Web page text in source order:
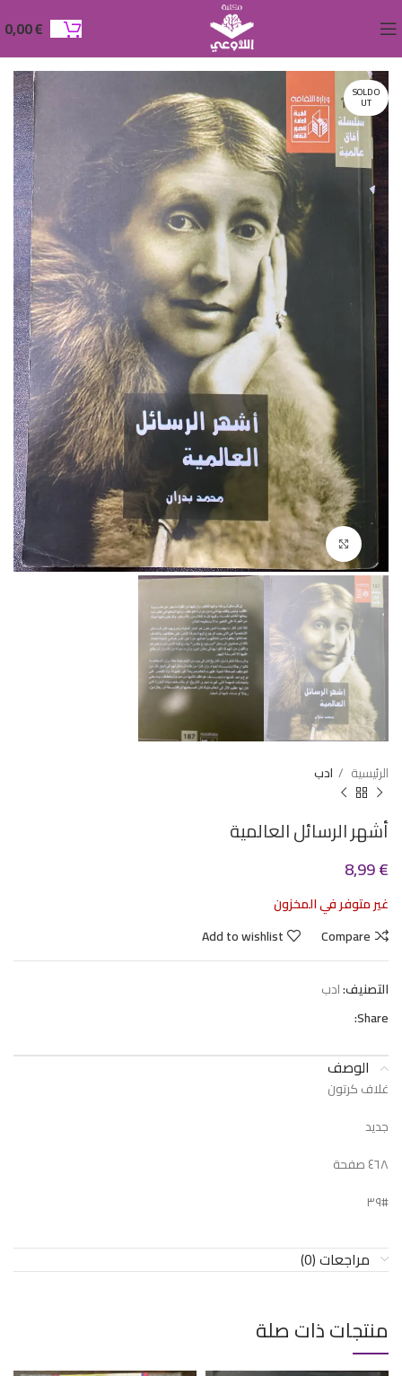
0,00€
SOLD O
UT
Click to enlarge
الرئيسية ادب
أشهر الرسائل العالمية
8,99€
غير متوفر في المخزون
Compare
Add to wishlist
التصنيف:ادب
Share:
الوصف
غلاف كرتون
جديد
٤٦٨ صفحة
#٣٩
مراجعات (0)
منتجات ذات صلة